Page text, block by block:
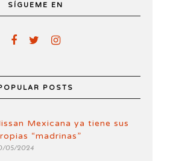
SÍGUEME EN
POSTS
Mexicana ya tiene sus
“madrinas”
05/2024